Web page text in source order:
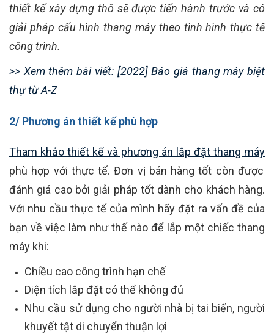
thiết kế xây dựng thô sẽ được tiến hành trước và có
giải pháp cấu hình thang máy theo tình hình thực tế
công trình.
>> Xem thêm bài viết: [2022] Báo giá thang máy biệt
thự từ A-Z
2/ Phương án thiết kế phù hợp
Tham khảo thiết kế và phương án lắp đặt thang máy
phù hợp với thực tế. Đơn vị bán hàng tốt còn được
đánh giá cao bởi giải pháp tốt dành cho khách hàng.
Với nhu cầu thực tế của mình hãy đặt ra vấn đề của
bạn về việc làm như thế nào để lắp một chiếc thang
máy khi:
Chiều cao công trình hạn chế
Diện tích lắp đặt có thể không đủ
Nhu cầu sử dụng cho người nhà bị tai biến, người
khuyết tật di chuyển thuận lợi